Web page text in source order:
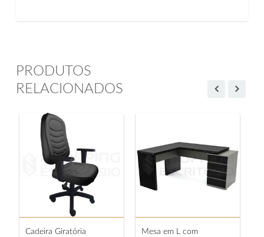
PRODUTOS
RELACIONADOS
Cadeira Giratória
Mesa em L com